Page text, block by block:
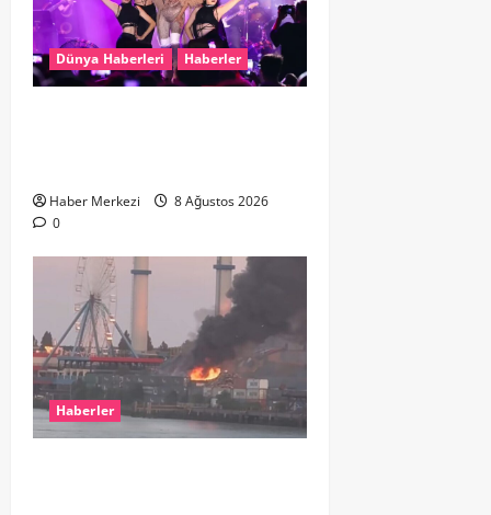
Dünya Haberleri Haberler
Haber Merkezi
8 Ağustos 2026
0
Haberler